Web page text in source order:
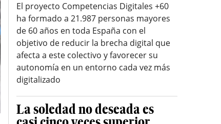
El proyecto Competencias Digitales +60
ha formado a 21.987 personas mayores
de 60 años en toda España con el
objetivo de reducir la brecha digital que
afecta a este colectivo y favorecer su
autonomía en un entorno cada vez más
digitalizado
La soledad no deseada es